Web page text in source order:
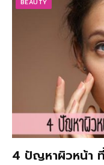
BEAUTY
4 ปัญหาผิวหน้า